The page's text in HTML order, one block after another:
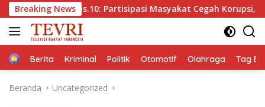
Langsung
ke
konten
Breaking News
Eps.10: Partisipasi Masyakat Cegah Korupsi, Narsum Risat
HomeBerita Kriminal Politik Otomotif Olahraga Tag
Beranda Uncategorized